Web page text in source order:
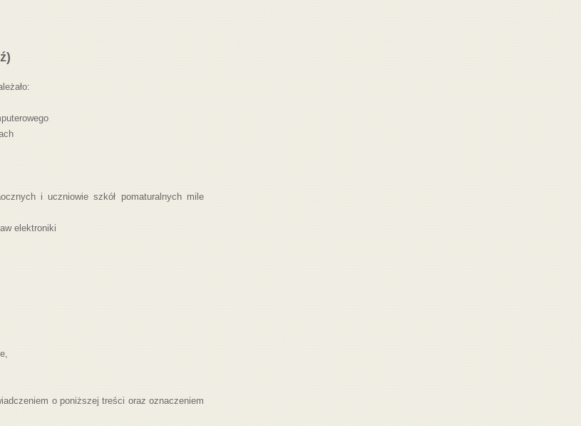
i uczniowie szkół pomaturalnych mile
elektroniki
o poniższej treści oraz oznaczeniem